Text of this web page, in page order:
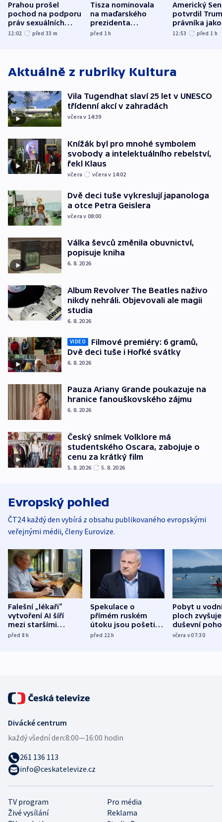
Prahou prošel
pochod na podporu
práv sexuálních
menšin
12:02 před 33 m
Tisza nominovala
na maďarského
prezidenta
bývalého šéfa
před 1h
Americký
potvrdil
právníka jako
ministra
12:53 před 1 h
Aktuálně z rubriky Kultura
Vila Tugendhat slaví 25 let v UNESCO
třídenní akcí v zahradách
včera v 14:39
Knížák byl pro mnohé symbolem
svobody a intelektuálního rebelství,
řekl Klaus
včera včera v 14:02
Dvě deci tuše vykreslují japanologa
a otce Petra Geislera
včera v 08:00
Válka ševců změnila obuvnictví,
popisuje kniha
6. 8. 2026
Album Revolver The Beatles naživo
nikdy nehráli. Objevovali ale magii
studia
6. 8. 2026
VIDEO
Filmové premiéry: 6 gramů,
Dvě deci tuše i Hořké svátky
6. 8. 2026
Pauza Ariany Grande poukazuje na
hranice fanouškovského zájmu
6. 8. 2026
Český snímek Volklore má
studentského Oscara, zabojuje o
cenu za krátký film
5. 8. 2026 5. 8. 2026
Evropský pohled
ČT24 každý den vybírá z obsahu publikovaného evropskými
veřejnými médii, členy Eurovize.
Falešní „lékaři“
vytvoření AI šíří
mezi staršími
Poláky nebezpečné
před 8h
Spekulace o
přímém ruském
útoku jsou pošetilé,
míní estonský
před 22h
Pobyt u
ploch zvyšuje
duševní
ukázala
včera v 07:30
TV program
Pro média
Živé vysílání
Reklama
Divácké centrum
každý všední den:8:00—16:00 hodin
261 136 113
info@ceskatelevize.cz